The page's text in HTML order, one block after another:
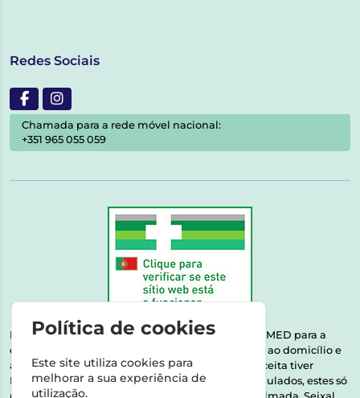
Redes Sociais
Chamada para a rede móvel nacional:
+351 965 055 059
Esta farmácia encontra-se autorizada pelo INFARMED para a
dispensa de medicamentos e produtos de saúde ao domicílio e
através da internet. Medicamentos | Se na sua receita tiver
MSRM, MNSRM, MSRMV ou Medicamentos Manipulados, estes só
Política de cookies
Este site utiliza cookies para
melhorar a sua experiência de
utilização.